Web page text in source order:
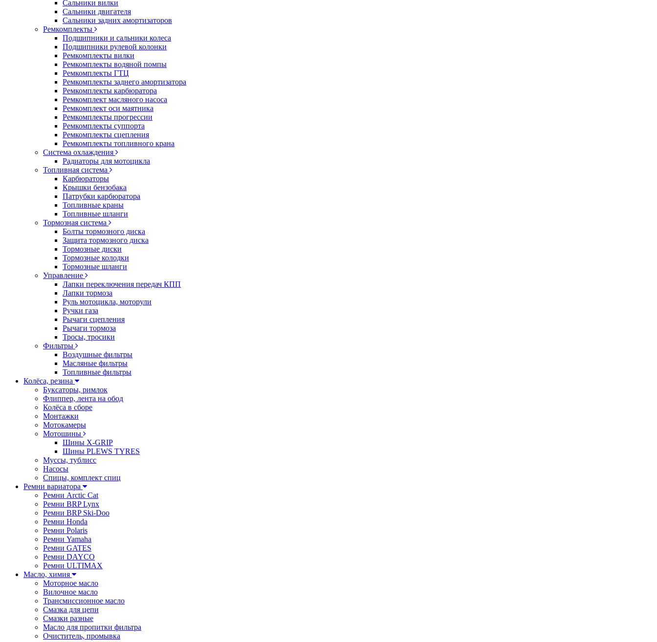
Сальники вилки
Сальники двигателя
Сальники задних амортизаторов
Ремкомплекты
Подшипники и сальники колеса
Подшипники рулевой колонки
Ремкомплекты вилки
Ремкомплекты водяной помпы
Ремкомплекты ГТЦ
Ремкомплекты заднего амортизатора
Ремкомплекты карбюратора
Ремкомплект масляного насоса
Ремкомплект оси маятника
Ремкомплекты прогрессии
Ремкомплекты суппорта
Ремкомплекты сцепления
Ремкомплекты топливного крана
Система охлаждения
Радиаторы для мотоцикла
Топливная система
Карбюраторы
Крышки бензобака
Патрубки карбюратора
Топливные краны
Топливные шланги
Тормозная система
Болты тормозного диска
Защита тормозного диска
Тормозные диски
Тормозные колодки
Тормозные шланги
Управление
Лапки переключения передач КПП
Лапки тормоза
Руль мотоцикла, моторули
Ручки газа
Рычаги сцепления
Рычаги тормоза
Тросы, тросики
Фильтры
Воздушные фильтры
Масляные фильтры
Топливные фильтры
Колёса, резина
Буксаторы, римлок
Флиппер, лента на обод
Колёса в сборе
Монтажки
Мотокамеры
Мотошины
Шины X-GRIP
Шины PLEWS TYRES
Муссы, тублисс
Насосы
Спицы, комплект спиц
Ремни вариатора
Ремни Arctic Cat
Ремни BRP Lynx
Ремни BRP Ski-Doo
Ремни Honda
Ремни Polaris
Ремни Yamaha
Ремни GATES
Ремни DAYCO
Ремни ULTIMAX
Масло, химия
Моторное масло
Вилочное масло
Трансмиссионное масло
Смазка для цепи
Смазки разные
Масло для пропитки фильтра
Очиститель, промывка